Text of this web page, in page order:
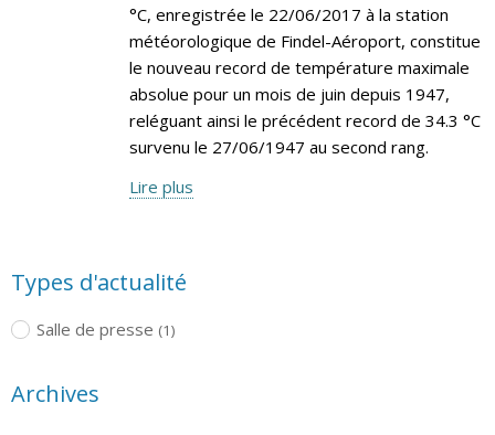
°C, enregistrée le 22/06/2017 à la station
météorologique de Findel-Aéroport, constitue
le nouveau record de température maximale
absolue pour un mois de juin depuis 1947,
reléguant ainsi le précédent record de 34.3 °C
survenu le 27/06/1947 au second rang.
Lire plus
Types d'actualité
Salle de presse (1)
Archives